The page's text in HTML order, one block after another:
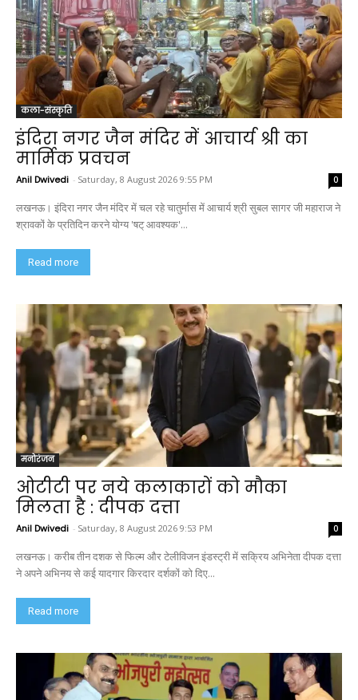
कला-संस्कृति
इंदिरा नगर जैन मंदिर में आचार्य श्री का
मार्मिक प्रवचन
Anil Dwivedi - Saturday, 8 August 2026 9:55 PM 0
लखनऊ। इंदिरा नगर जैन मंदिर में चल रहे चातुर्मास में आचार्य श्री सुबल सागर जी महाराज ने
श्रावकों के प्रतिदिन करने योग्य 'षट् आवश्यक'...
Read more
मनोरंजन
ओटीटी पर नये कलाकारों को मौका
मिलता है : दीपक दत्ता
Anil Dwivedi - Saturday, 8 August 2026 9:53 PM 0
लखनऊ। करीब तीन दशक से फिल्म और टेलीविजन इंडस्ट्री में सक्रिय अभिनेता दीपक दत्ता
ने अपने अभिनय से कई यादगार किरदार दर्शकों को दिए...
Read more